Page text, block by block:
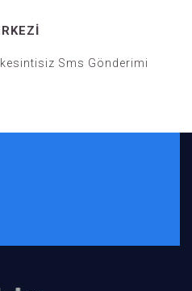
Sms Gönderimi